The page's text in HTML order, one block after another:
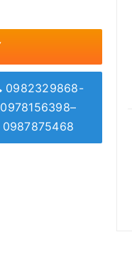
0982329868-
0978156398–
0987875468